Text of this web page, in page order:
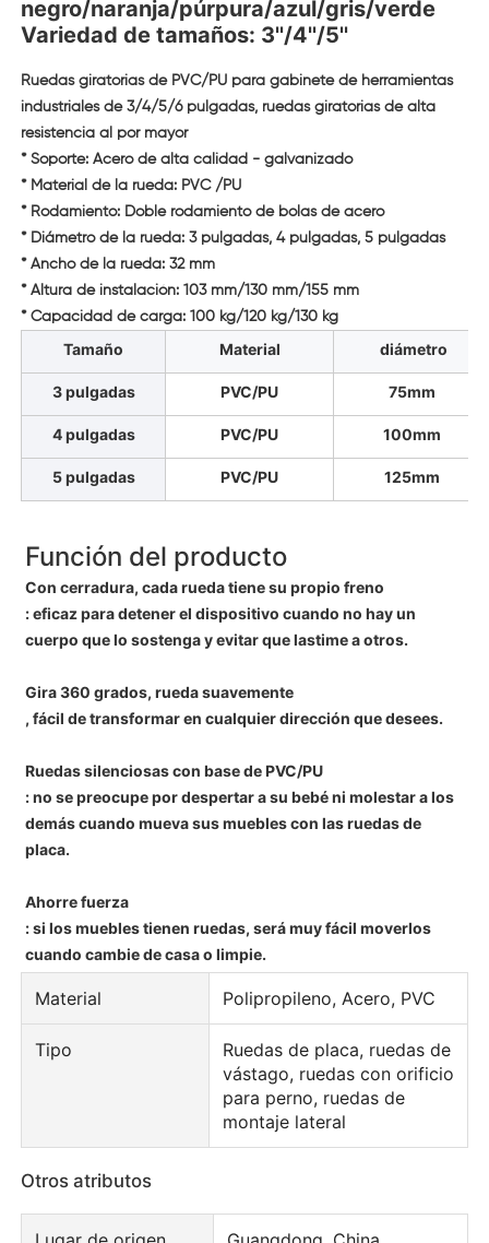
negro/naranja/púrpura/azul/gris/verde
Variedad de tamaños: 3''/4''/5''
Ruedas giratorias de PVC/PU para gabinete de herramientas
industriales de 3/4/5/6 pulgadas, ruedas giratorias de alta
resistencia al por mayor
* Soporte: Acero de alta calidad - galvanizado
* Material de la rueda: PVC /PU
* Rodamiento: Doble rodamiento de bolas de acero
* Diámetro de la rueda: 3 pulgadas, 4 pulgadas, 5 pulgadas
* Ancho de la rueda: 32 mm
* Altura de instalación: 103 mm/130 mm/155 mm
* Capacidad de carga: 100 kg/120 kg/130 kg
Tamaño Material diámetro
3 pulgadas PVC/PU 75mm
4 pulgadas PVC/PU 100mm
5 pulgadas PVC/PU 125mm
Función del producto
Con cerradura, cada rueda tiene su propio freno
: eficaz para detener el dispositivo cuando no hay un
cuerpo que lo sostenga y evitar que lastime a otros.
Gira 360 grados, rueda suavemente
, fácil de transformar en cualquier dirección que desees.
Ruedas silenciosas con base de PVC/PU
: no se preocupe por despertar a su bebé ni molestar a los
demás cuando mueva sus muebles con las ruedas de
placa.
Ahorre fuerza
: si los muebles tienen ruedas, será muy fácil moverlos
cuando cambie de casa o limpie.
Material Polipropileno, Acero, PVC
Tipo
Ruedas de placa, ruedas de
vástago, ruedas con orificio
para perno, ruedas de
montaje lateral
Otros atributos